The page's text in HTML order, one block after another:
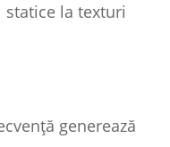
la texturi
generează